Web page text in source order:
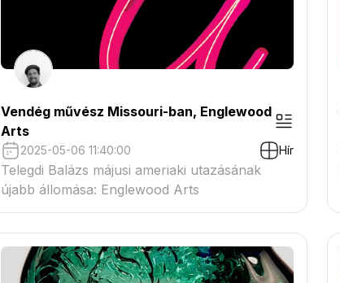
Vendég művész Missouri-ban, Englewood
Arts
2025-05-06 11:40:00 Hír
Telegdi Balázs májusi ameriaki utazásának
újabb állomása: Englewood Arts